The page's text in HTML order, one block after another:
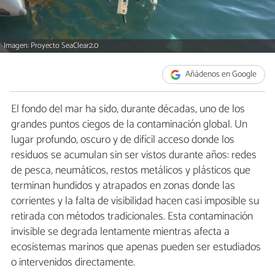
Imagen: Proyecto SeaClear2.0
Añádenos en Google
El fondo del mar ha sido, durante décadas, uno de los
grandes puntos ciegos de la contaminación global. Un
lugar profundo, oscuro y de difícil acceso donde los
residuos se acumulan sin ser vistos durante años: redes
de pesca, neumáticos, restos metálicos y plásticos que
terminan hundidos y atrapados en zonas donde las
corrientes y la falta de visibilidad hacen casi imposible su
retirada con métodos tradicionales. Esta contaminación
invisible se degrada lentamente mientras afecta a
ecosistemas marinos que apenas pueden ser estudiados
o intervenidos directamente.